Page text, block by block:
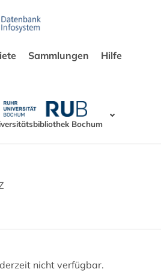
Sammlungen Hilfe
Bochum
nicht verfügbar.